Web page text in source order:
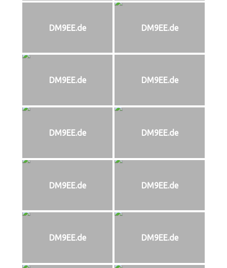
DM9EE.de DM9EE.de
DM9EE.de DM9EE.de
DM9EE.de DM9EE.de
DM9EE.de DM9EE.de
DM9EE.de DM9EE.de